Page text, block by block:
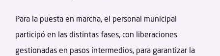
Para la puesta en marcha, el personal municipal
participó en las distintas fases, con liberaciones
gestionadas en pasos intermedios, para garantizar la